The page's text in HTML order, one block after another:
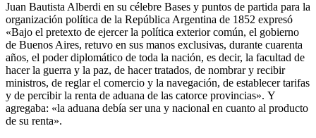
Juan Bautista Alberdi en su célebre Bases y puntos de partida para la
organización política de la República Argentina de 1852 expresó
«Bajo el pretexto de ejercer la política exterior común, el gobierno
de Buenos Aires, retuvo en sus manos exclusivas, durante cuarenta
años, el poder diplomático de toda la nación, es decir, la facultad de
hacer la guerra y la paz, de hacer tratados, de nombrar y recibir
ministros, de reglar el comercio y la navegación, de establecer tarifas
y de percibir la renta de aduana de las catorce provincias». Y
agregaba: «la aduana debía ser una y nacional en cuanto al producto
de su renta».